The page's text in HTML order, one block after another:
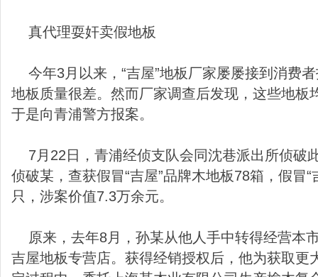
真代理耍奸卖假地板
今年3月以来，“吉屋”地板厂家屡屡接到消费
地板质量很差。然而厂家调查后发现，这些地板
于是向青浦警方报案。
7月22日，青浦经侦支队会同沈巷派出所侦破
侦破某，查获假冒“吉屋”品牌木地板78箱，假冒
只，涉案价值7.3万余元。
原来，去年8月，孙某从他人手中转得经营本
吉屋地板专营店。获得经销授权后，他为获取更